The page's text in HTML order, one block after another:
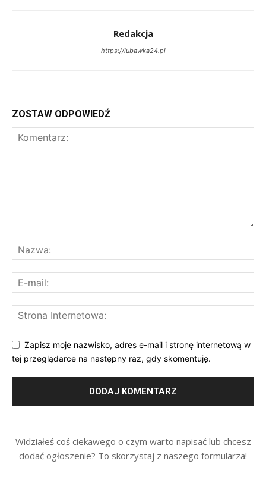
Redakcja
https://lubawka24.pl
ZOSTAW ODPOWIEDŹ
Zapisz moje nazwisko, adres e-mail i stronę internetową w
tej przeglądarce na następny raz, gdy skomentuję.
Widziałeś coś ciekawego o czym warto napisać lub chcesz
dodać ogłoszenie? To skorzystaj z naszego formularza!